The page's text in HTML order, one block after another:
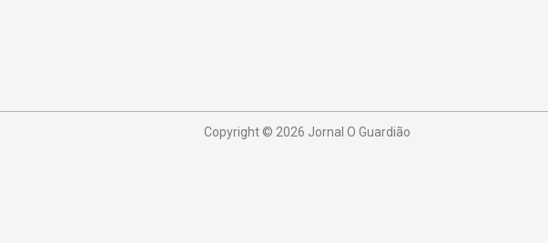
Copyright © 2026 Jornal O Guardião